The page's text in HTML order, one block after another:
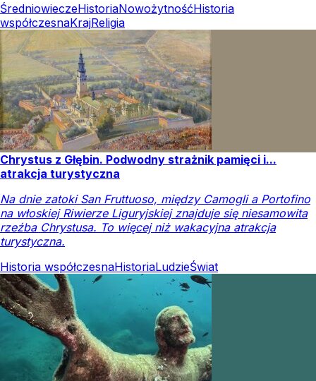
ŚredniowieczeHistoriaNowożytnośćHistoria
współczesnaKrajReligia
Chrystus z Głębin. Podwodny strażnik pamięci i...
atrakcja turystyczna
Na dnie zatoki San Fruttuoso, między Camogli a Portofino
na włoskiej Riwierze Liguryjskiej znajduje się niesamowita
rzeźba Chrystusa. To więcej niż wakacyjna atrakcja
turystyczna.
Historia współczesnaHistoriaLudzieŚwiat